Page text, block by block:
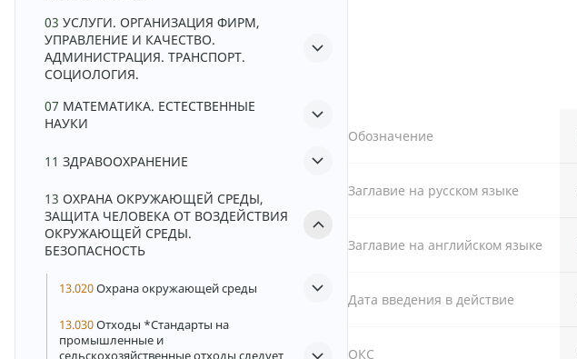
03 УСЛУГИ. ОРГАНИЗАЦИЯ ФИРМ,
УПРАВЛЕНИЕ И КАЧЕСТВО.
АДМИНИСТРАЦИЯ. ТРАНСПОРТ.
СОЦИОЛОГИЯ.
07 МАТЕМАТИКА. ЕСТЕСТВЕННЫЕ
НАУКИ
11 ЗДРАВООХРАНЕНИЕ
13 ОХРАНА ОКРУЖАЮЩЕЙ СРЕДЫ,
ЗАЩИТА ЧЕЛОВЕКА ОТ ВОЗДЕЙСТВИЯ
ОКРУЖАЮЩЕЙ СРЕДЫ.
БЕЗОПАСНОСТЬ
13.020Охрана окружающей среды
13.030Отходы *Стандарты на
промышленные и
сельскохозяйственные отходы следует
Обозначение
Заглавие на русском языке
Заглавие на английском языке
Дата введения в действие
ОКС